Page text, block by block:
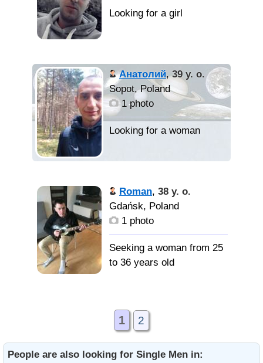
Анатолий,39 y. o.
Sopot, Poland
1 photo
Roman, 38 y. o.
Gdańsk, Poland
1 photo
Seeking a woman from 25
to 36 years old
1 2
People are also looking for Single Men in: